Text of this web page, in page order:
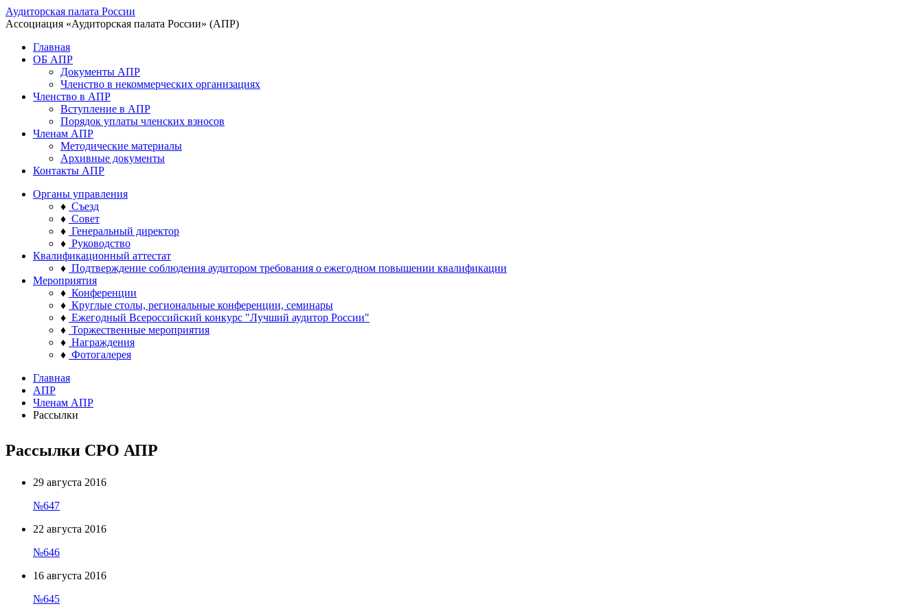
Аудиторская палата России
Ассоциация «Аудиторская палата России» (АПР)
Главная
ОБ АПР
Документы АПР
Членство в некоммерческих организациях
Членство в АПР
Вступление в АПР
Порядок уплаты членских взносов
Членам АПР
Методические материалы
Архивные документы
Контакты АПР
Органы управления
♦ Съезд
♦ Совет
♦ Генеральный директор
♦ Руководство
Квалификационный аттестат
♦ Подтверждение соблюдения аудитором требования о ежегодном повышении квалификации
Мероприятия
♦ Конференции
♦ Круглые столы, региональные конференции, семинары
♦ Ежегодный Всероссийский конкурс "Лучший аудитор России"
♦ Торжественные мероприятия
♦ Награждения
♦ Фотогалерея
Главная
АПР
Членам АПР
Рассылки
Рассылки СРО АПР
29 августа 2016
№647
22 августа 2016
№646
16 августа 2016
№645